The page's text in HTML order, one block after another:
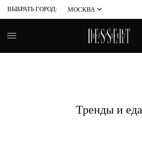
ВЫБРАТЬ ГОРОД: МОСКВА
Тренды и еда